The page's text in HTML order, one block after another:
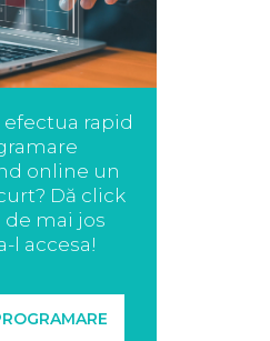
efectua rapid
online un
Dă click
mai jos
l accesa!